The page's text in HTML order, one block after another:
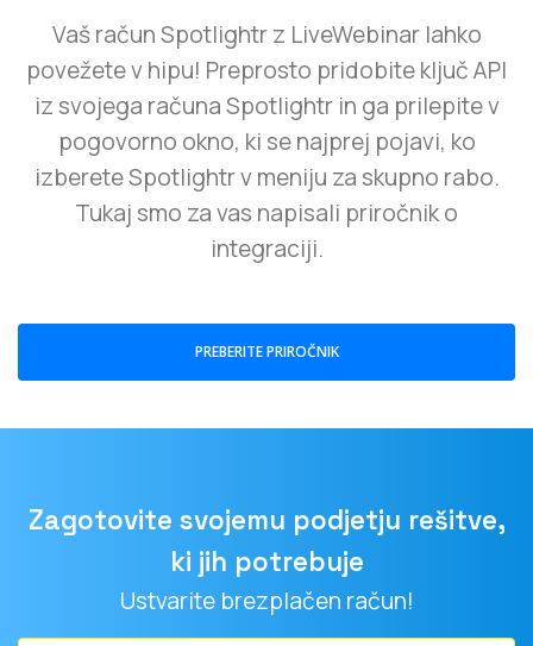
Vaš račun Spotlightr z LiveWebinar lahko
povežete v hipu! Preprosto pridobite ključ API
iz svojega računa Spotlightr in ga prilepite v
pogovorno okno, ki se najprej pojavi, ko
izberete Spotlightr v meniju za skupno rabo.
Tukaj smo za vas napisali priročnik o
integraciji.
PREBERITE PRIROČNIK
Zagotovite svojemu podjetju rešitve,
ki jih potrebuje
Ustvarite brezplačen račun!